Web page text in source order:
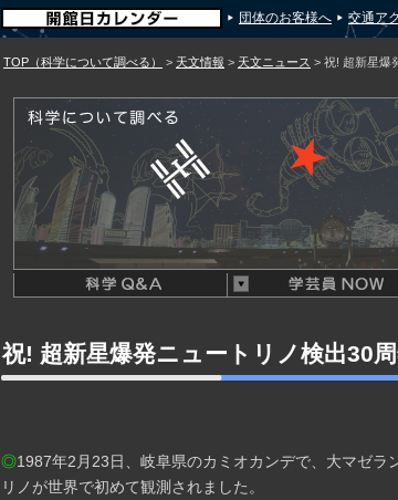
団体のお客様へ 交通ア
TOP（科学について調べる） > 天文情報 > 天文ニュース > 祝! 超新星爆
祝! 超新星爆発ニュートリノ検出30
◎1987年2月23日、岐阜県のカミオカンデで、大マゼラ
リノが世界で初めて観測されました。